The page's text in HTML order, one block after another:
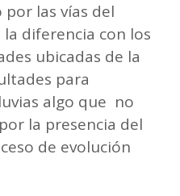
las vías del
diferencia con los
ubicadas de la
para
algo que no
la presencia del
de evolución